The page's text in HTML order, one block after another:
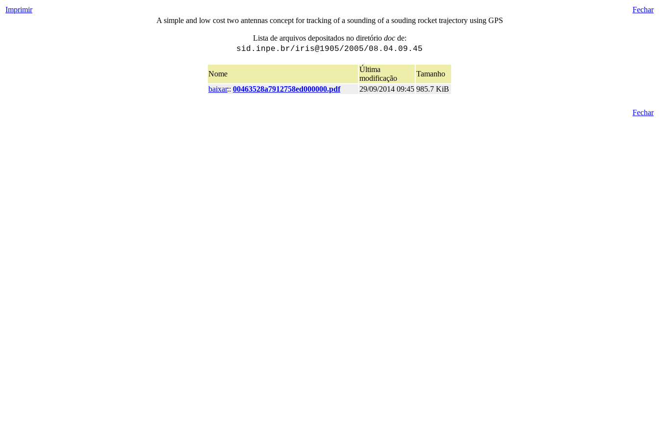
Imprimir
Fechar
A simple and low cost two antennas concept for tracking of a sounding of a souding rocket trajectory using GPS
Lista de arquivos depositados no diretório docde:
sid.inpe.br/iris@1905/2005/08.04.09.45
Nome
Última
modificação
Tamanho
baixar:: 00463528a7912758ed000000.pdf 29/09/2014 09:45 985.7 KiB
Fechar